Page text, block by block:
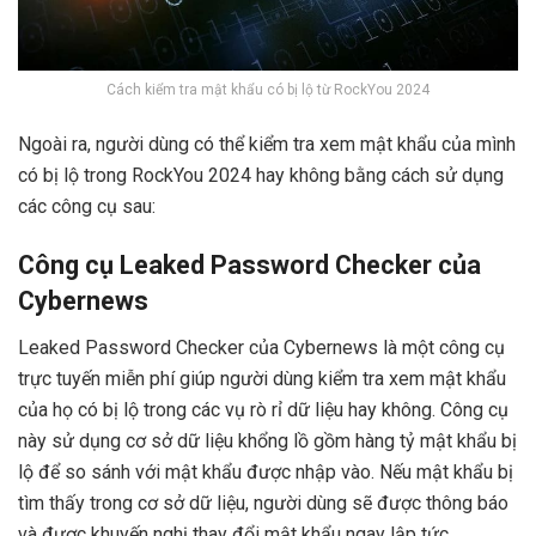
Cách kiểm tra mật khẩu có bị lộ từ RockYou 2024
Ngoài ra, người dùng có thể kiểm tra xem mật khẩu của mình
có bị lộ trong RockYou 2024 hay không bằng cách sử dụng
các công cụ sau:
Công cụ Leaked Password Checker của
Cybernews
Leaked Password Checker của Cybernews là một công cụ
trực tuyến miễn phí giúp người dùng kiểm tra xem mật khẩu
của họ có bị lộ trong các vụ rò rỉ dữ liệu hay không. Công cụ
này sử dụng cơ sở dữ liệu khổng lồ gồm hàng tỷ mật khẩu bị
lộ để so sánh với mật khẩu được nhập vào. Nếu mật khẩu bị
tìm thấy trong cơ sở dữ liệu, người dùng sẽ được thông báo